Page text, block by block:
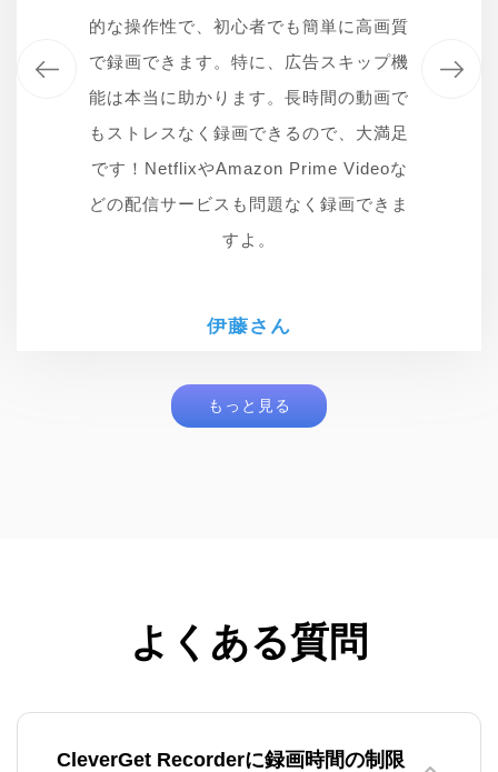
そのまま録画できるのも便利です。無料
なのに高機能で、本当に助かっていま
す！
す。4K録画もできるので、後から見返
す時も綺麗で見やすいのが良いですね。
イロハさん
的な操作性で、初心者でも簡単に高画質
で録画できます。特に、広告スキップ機
能は本当に助かります。長時間の動画で
もストレスなく録画できるので、大満足
です！NetflixやAmazon Prime Videoな
どの配信サービスも問題なく録画できま
すよ。
伊藤さん
無料なのに高機能で驚いています。
あかりさん
もっと見る
よくある質問
CleverGet Recorderに録画時間の制限